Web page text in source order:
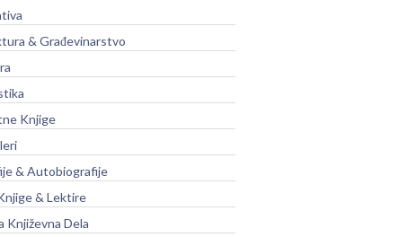
& Građevinarstvo
Knjige
& Autobiografije
& Lektire
Književna Dela